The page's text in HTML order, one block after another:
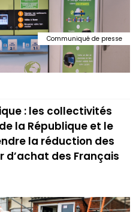
Communiqué de presse
: les collectivités
la République et le
la réduction des
des Français